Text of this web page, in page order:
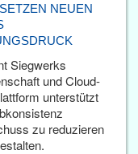
NEUEN
Siegwerks
und Cloud-
unterstützt
zu reduzieren